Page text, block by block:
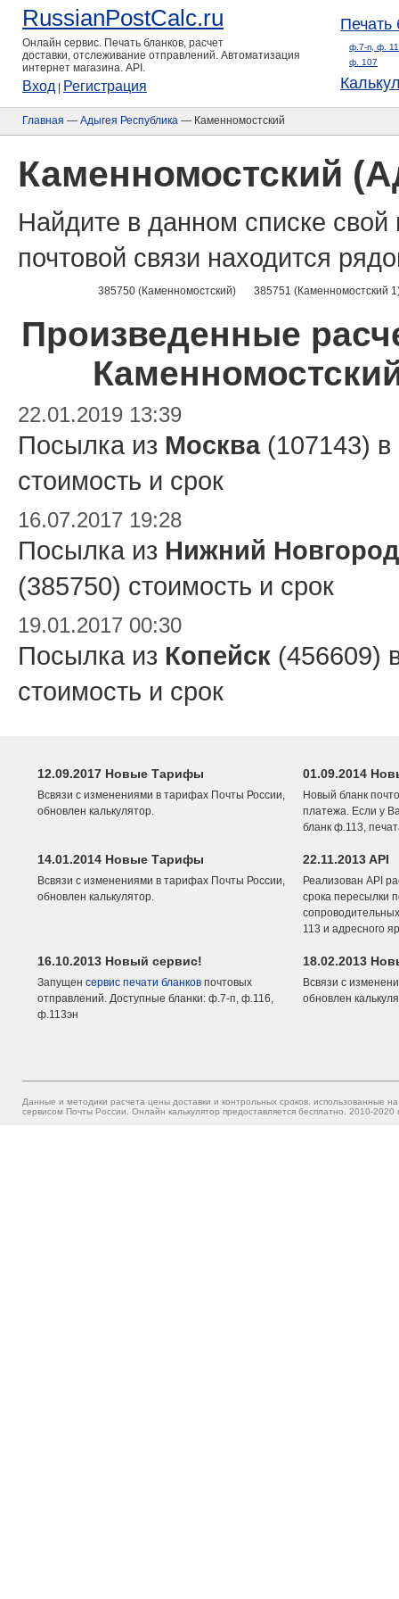
RussianPostCalc.ru
Онлайн сервис. Печать бланков, расчет
доставки, отслеживание отправлений. Автоматизация
интернет магазина. API.
Вход Регистрация
Печать
ф.7-п, ф.
ф. 107
Главная — Адыгея Республика — Каменномостский
Каменномостский
Найдите в данном списке
почтовой связи находится
385750 (Каменномостский) 385751 (Каменномостский
Произведенные
22.01.2019 13:39
Посылка из Москва(107143) в
стоимость и срок
16.07.2017 19:28
Посылка из Нижний Новгород
(385750) стоимость и срок
19.01.2017 00:30
Посылка из Копейск (456609)
стоимость и срок
12.09.2017 Новые Тарифы
Всвязи с изменениями в тарифах Почты России,
обновлен калькулятор.
01.09.2014
Новый бланк
платежа. Если у
бланк ф.113,
14.01.2014 Новые Тарифы
Всвязи с изменениями в тарифах Почты России,
обновлен калькулятор.
22.11.2013 API
Реализован API
срока пересылки
113 и адресного
16.10.2013 Новый сервис!
Запущен сервис печати бланков почтовых
отправлений. Доступные бланки: ф.7-п, ф.116,
ф.113эн
18.02.2013
Всвязи с
обновлен
Данные и методики расчета цены доставки и контрольных сроков, использованные
сервисом Почты России. Онлайн калькулятор предоставляется бесплатно. 2010-2020